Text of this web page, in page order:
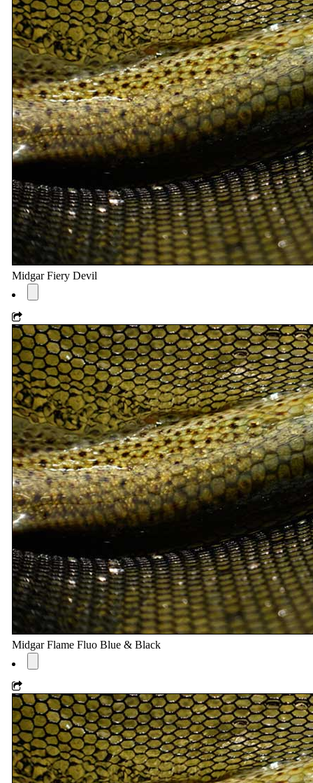
Midgar Fiery Devil
Midgar Flame Fluo Blue & Black